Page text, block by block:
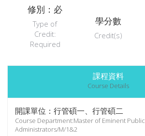
修別：必
Type of
Credit:
Required
學分數
Credit(s)
課程資料
Course Details
開課單位：行管碩一、行管碩二
Course Department:Master of Eminent Public
Administrators/M/1&2